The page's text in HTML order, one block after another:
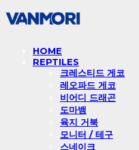
HOME
REPTILES
크레스티드 게코
레오파드 게코
비어디 드래곤
도마뱀
육지 거북
모니터 / 테구
스네이크